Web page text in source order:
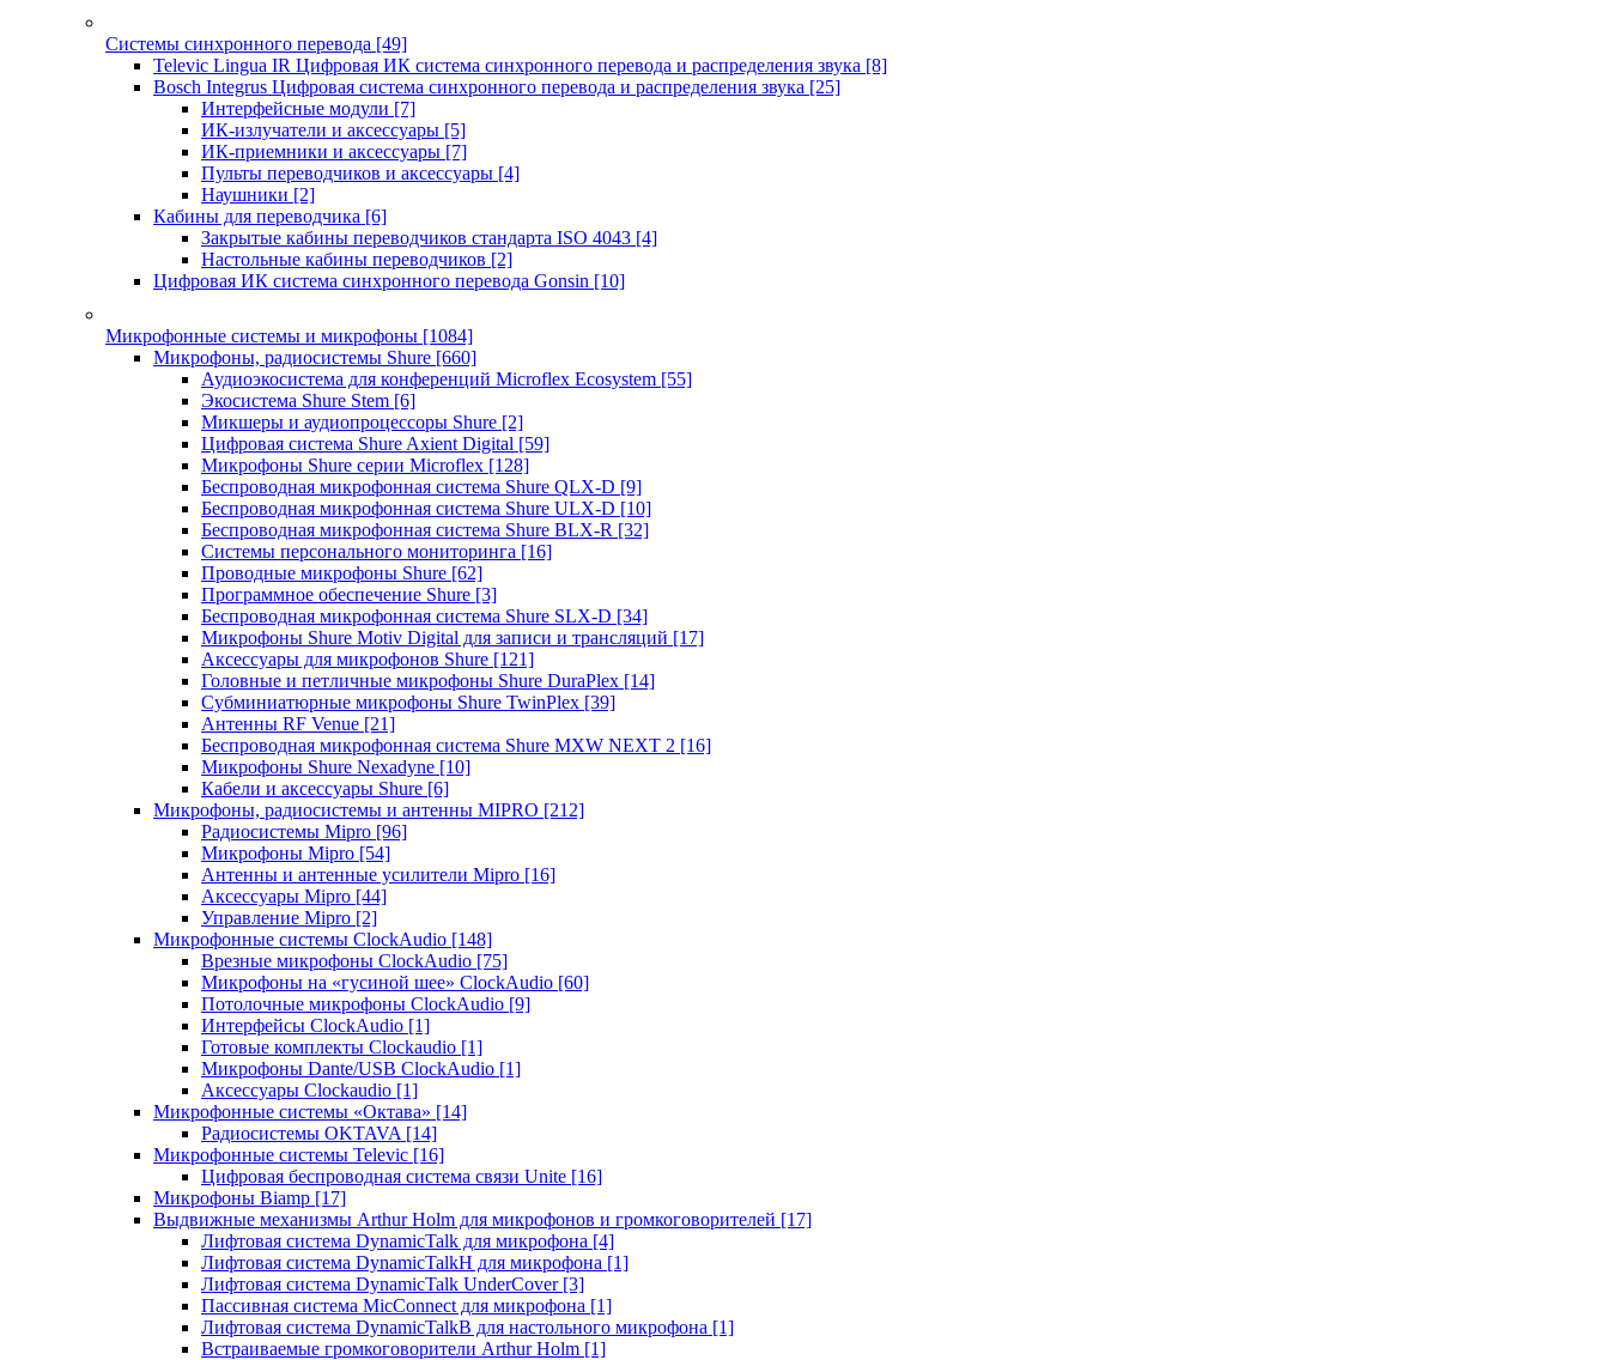
Системы синхронного перевода [49]
Televic Lingua IR Цифровая ИК система синхронного перевода и распределения звука [8]
Bosch Integrus Цифровая система синхронного перевода и распределения звука [25]
Интерфейсные модули [7]
ИК-излучатели и аксессуары [5]
ИК-приемники и аксессуары [7]
Пульты переводчиков и аксессуары [4]
Наушники [2]
Кабины для переводчика [6]
Закрытые кабины переводчиков стандарта ISO 4043 [4]
Настольные кабины переводчиков [2]
Цифровая ИК система синхронного перевода Gonsin [10]
Микрофонные системы и микрофоны [1084]
Микрофоны, радиосистемы Shure [660]
Аудиоэкосистема для конференций Microflex Ecosystem [55]
Экосистема Shure Stem [6]
Микшеры и аудиопроцессоры Shure [2]
Цифровая система Shure Axient Digital [59]
Микрофоны Shure серии Microflex [128]
Беспроводная микрофонная система Shure QLX-D [9]
Беспроводная микрофонная система Shure ULX-D [10]
Беспроводная микрофонная система Shure BLX-R [32]
Системы персонального мониторинга [16]
Проводные микрофоны Shure [62]
Программное обеспечение Shure [3]
Беспроводная микрофонная система Shure SLX-D [34]
Микрофоны Shure Motiv Digital для записи и трансляций [17]
Аксессуары для микрофонов Shure [121]
Головные и петличные микрофоны Shure DuraPlex [14]
Субминиатюрные микрофоны Shure TwinPlex [39]
Антенны RF Venue [21]
Беспроводная микрофонная система Shure MXW NEXT 2 [16]
Микрофоны Shure Nexadyne [10]
Кабели и аксессуары Shure [6]
Микрофоны, радиосистемы и антенны MIPRO [212]
Радиосистемы Mipro [96]
Микрофоны Mipro [54]
Антенны и антенные усилители Mipro [16]
Аксессуары Mipro [44]
Управление Mipro [2]
Микрофонные системы ClockAudio [148]
Врезные микрофоны ClockAudio [75]
Микрофоны на «гусиной шее» ClockAudio [60]
Потолочные микрофоны ClockAudio [9]
Интерфейсы ClockAudio [1]
Готовые комплекты Clockaudio [1]
Микрофоны Dante/USB ClockAudio [1]
Аксессуары Clockaudio [1]
Микрофонные системы «Октава» [14]
Радиосистемы OKTAVA [14]
Микрофонные системы Televic [16]
Цифровая беспроводная система связи Unite [16]
Микрофоны Biamp [17]
Выдвижные механизмы Arthur Holm для микрофонов и громкоговорителей [17]
Лифтовая система DynamicTalk для микрофона [4]
Лифтовая система DynamicTalkH для микрофона [1]
Лифтовая система DynamicTalk UnderCover [3]
Пассивная система MicConnect для микрофона [1]
Лифтовая система DynamicTalkB для настольного микрофона [1]
Встраиваемые громкоговорители Arthur Holm [1]